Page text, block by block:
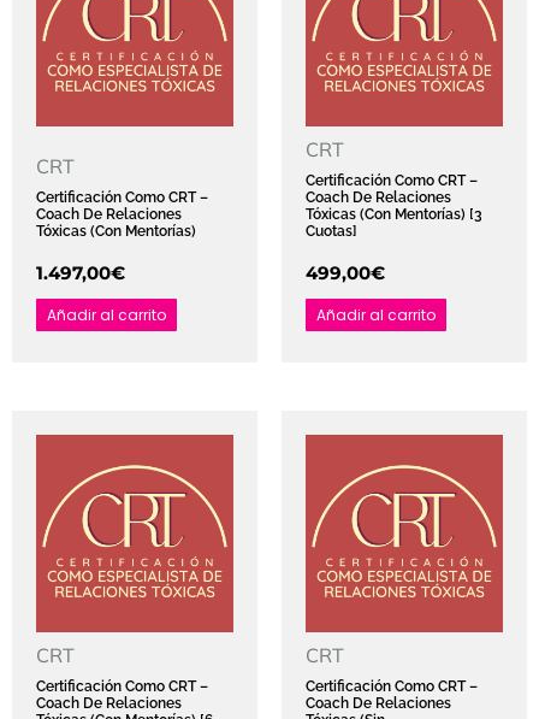
CRT
Certificación Como CRT –
Coach De Relaciones
Tóxicas (Con Mentorías)
1.497,00€
Añadir al carrito
CRT
Certificación Como CRT –
Coach De Relaciones
Tóxicas (Con Mentorías) [3
Cuotas]
499,00€
Añadir al carrito
CRT
Certificación Como CRT –
Coach De Relaciones
CRT
Certificación Como CRT –
Coach De Relaciones